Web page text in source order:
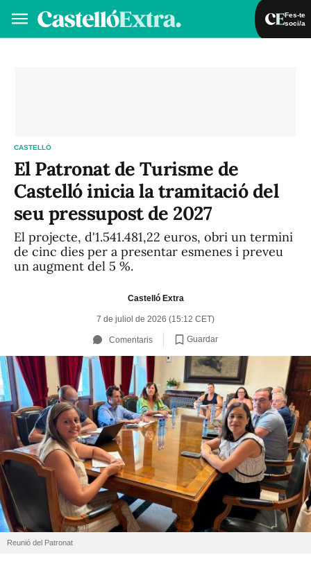
Fes-te
soci/a
CASTELLÓ
El Patronat de Turisme de
Castelló inicia la tramitació del
seu pressupost de 2027
El projecte, d'1.541.481,22 euros, obri un termini
de cinc dies per a presentar esmenes i preveu
un augment del 5 %.
Castelló Extra
7 de juliol de 2026 (15:12 CET)
Comentaris Guardar
Reunió del Patronat